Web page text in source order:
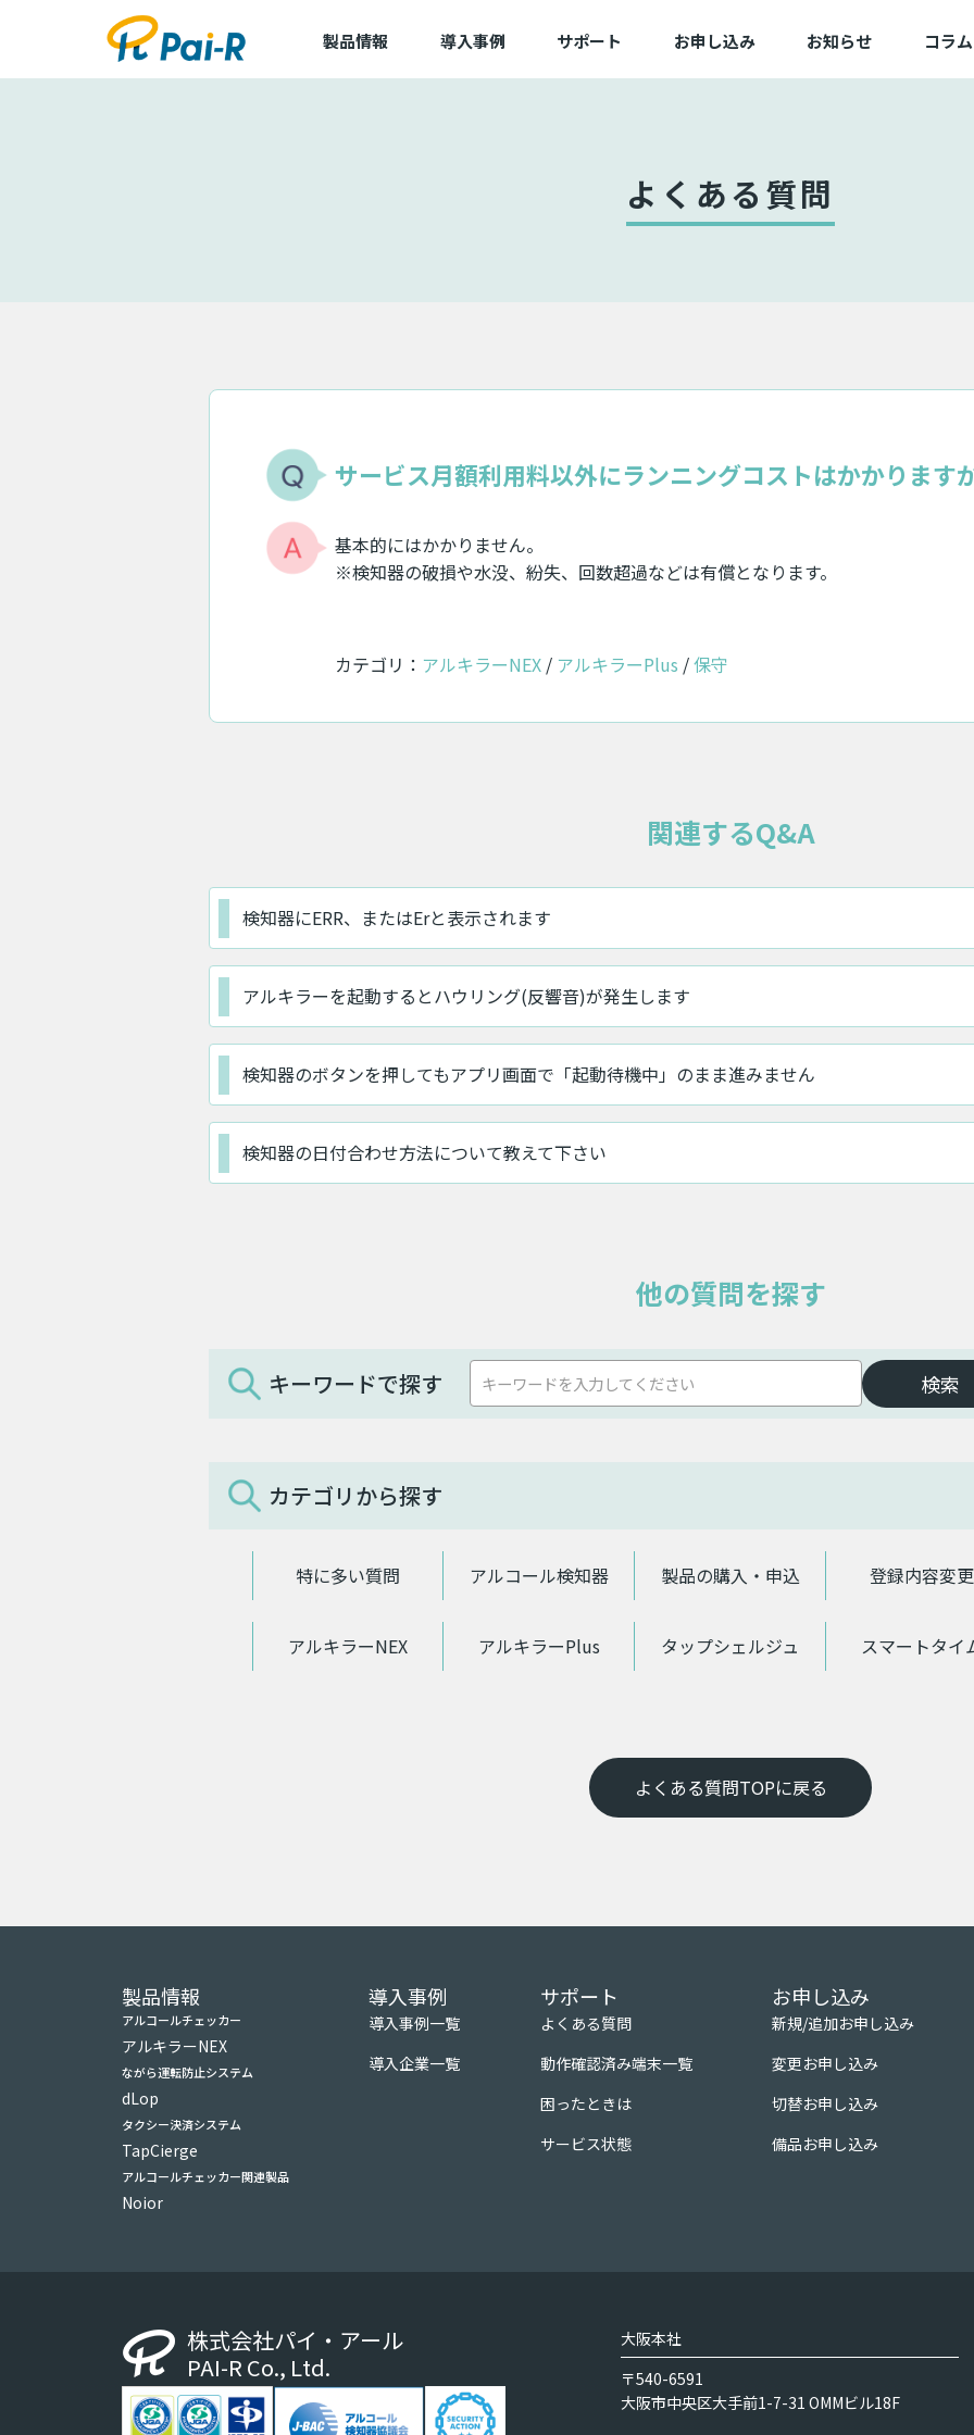
製品情報 導入事例 サポート
困ったときは
サービス状態
お申し込み
切替お申し込み
備品お申し込み
お知らせ コラム
よくある質問
サービス月額利用料以外にランニングコストはかかります
基本的にはかかりません。
※検知器の破損や水没、紛失、回数超過などは有償となります。
カテゴリ： アルキラーNEX アルキラーPlus 保守
関連するQ&A
検知器にERR、またはErと表示されます
アルキラーを起動するとハウリング(反響音)が発生します
検知器のボタンを押してもアプリ画面で「起動待機中」のまま進みません
検知器の日付合わせ方法について教えて下さい
他の質問を探す
キーワードで探す
カテゴリから探す
特に多い質問 アルコール検知器 製品の購入・申込 登録内容変更
アルキラーNEX アルキラーPlus タップシェルジュ スマートタイ
よくある質問TOPに戻る
製品情報
アルコールチェッカー
アルキラーNEX
ながら運転防止システム
dLop
タクシー決済システム
TapCierge
アルコールチェッカー関連製品
Noior
導入事例
導入事例一覧
導入企業一覧
サポート
よくある質問
動作確認済み端末一覧
困ったときは
サービス状態
お申し込み
新規/追加お申し込み
変更お申し込み
切替お申し込み
備品お申し込み
株式会社パイ・アール
PAI-R Co., Ltd.
大阪本社
〒540-6591
大阪市中央区大手前1-7-31 OMMビル18F